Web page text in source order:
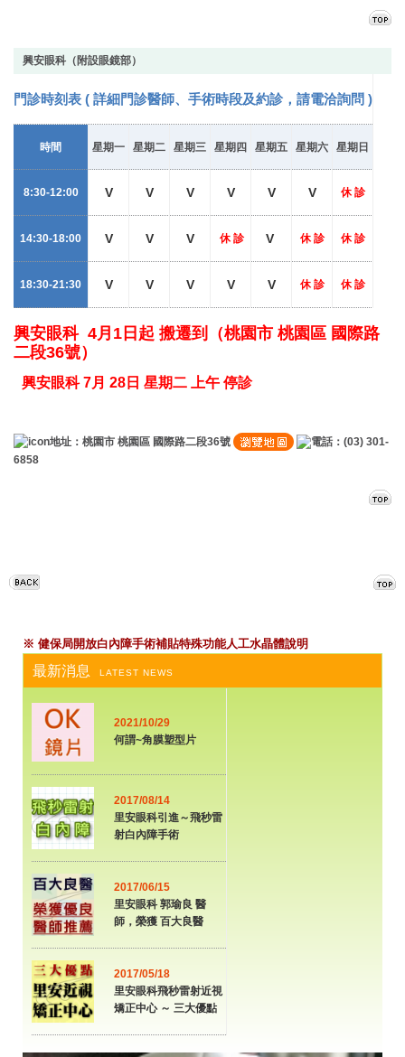
興安眼科（附設眼鏡部）
門診時刻表 ( 詳細門診醫師、手術時段及約診，請電洽詢問 )
時間 星期一 星期二 星期三 星期四 星期五 星期六 星期日
8:30-12:00 V V V V V V 休 診
14:30-18:00 V V V 休 診 V 休 診 休 診
18:30-21:30 V V V V V 休 診 休 診
興安眼科 4月1日起 搬遷到（桃園市 桃園區 國際路
二段36號）
興安眼科 7月 28日 星期二 上午 停診
地址：桃園市 桃園區 國際路二段36號
電話：(03) 301-
6858
※ 健保局開放白內障手術補貼特殊功能人工水晶體說明
最新消息 LATEST NEWS
2021/10/29
何謂~角膜塑型片
2017/08/14
里安眼科引進～飛秒雷
射白內障手術
2017/06/15
里安眼科 郭瑜良 醫
師，榮獲 百大良醫
2017/05/18
里安眼科飛秒雷射近視
矯正中心 ～ 三大優點